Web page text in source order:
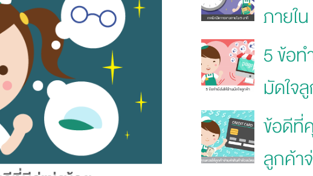
ภายใ
5 ข้อท
มัดใจ
ข้อดีที่
ลูกค้า